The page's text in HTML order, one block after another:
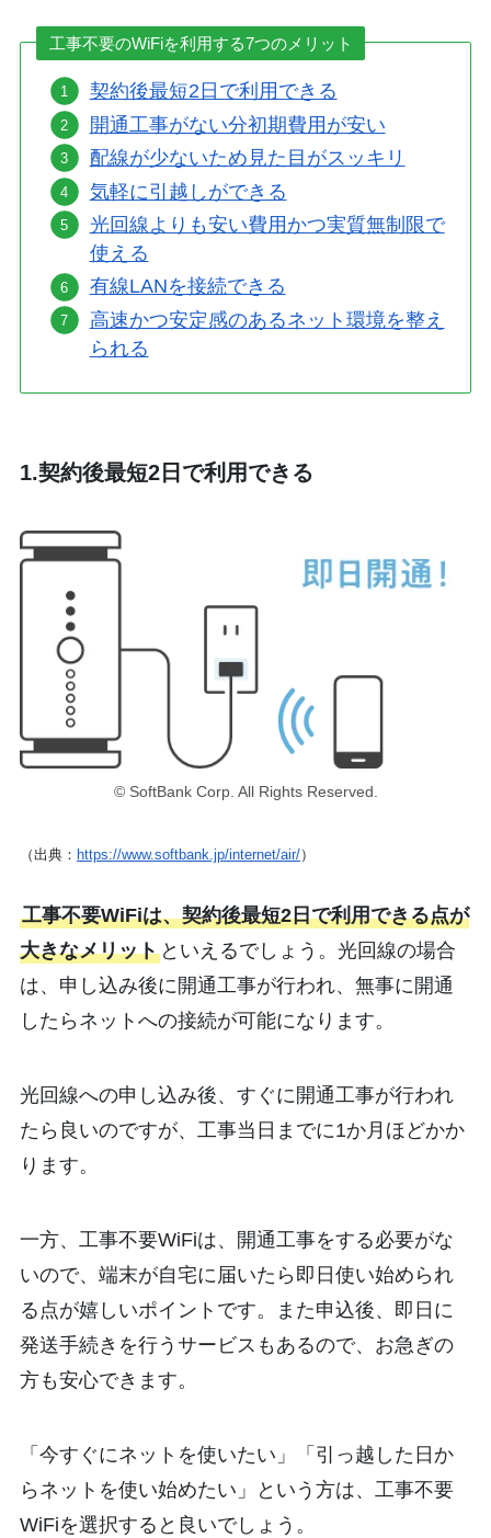
工事不要のWiFiを利用する7つのメリット
契約後最短2日で利用できる
開通工事がない分初期費用が安い
配線が少ないため見た目がスッキリ
気軽に引越しができる
光回線よりも安い費用かつ実質無制限で
使える
有線LANを接続できる
高速かつ安定感のあるネット環境を整え
られる
1.契約後最短2日で利用できる
© SoftBank Corp. All Rights Reserved.
（出典： https://www.softbank.jp/internet/air/）
工事不要WiFiは、契約後最短2日で利用できる点が
大きなメリットといえるでしょう。光回線の場合
は、申し込み後に開通工事が行われ、無事に開通
したらネットへの接続が可能になります。
光回線への申し込み後、すぐに開通工事が行われ
たら良いのですが、工事当日までに1か月ほどかか
ります。
一方、工事不要WiFiは、開通工事をする必要がな
いので、端末が自宅に届いたら即日使い始められ
る点が嬉しいポイントです。また申込後、即日に
発送手続きを行うサービスもあるので、お急ぎの
方も安心できます。
「今すぐにネットを使いたい」「引っ越した日か
らネットを使い始めたい」という方は、工事不要
WiFiを選択すると良いでしょう。